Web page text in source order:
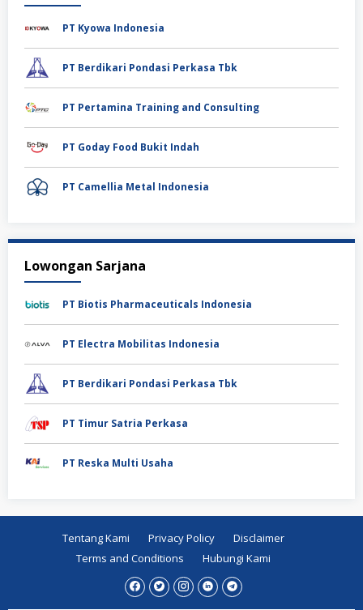
PT Kyowa Indonesia
PT Berdikari Pondasi Perkasa Tbk
PT Pertamina Training and Consulting
PT Goday Food Bukit Indah
PT Camellia Metal Indonesia
Lowongan Sarjana
PT Biotis Pharmaceuticals Indonesia
PT Electra Mobilitas Indonesia
PT Berdikari Pondasi Perkasa Tbk
PT Timur Satria Perkasa
PT Reska Multi Usaha
Tentang Kami Privacy Policy
Disclaimer
Terms and Conditions
Hubungi Kami